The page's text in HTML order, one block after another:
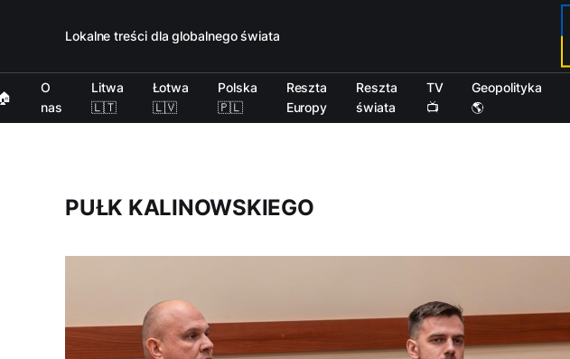
Lokalne treści dla globalnego świata
O
nas
Litwa
🇱🇹
Łotwa
🇱🇻
Polska
🇵🇱
Reszta
Europy
Reszta
świata
TV
📺
Geopolityka
🌎
PUŁK KALINOWSKIEGO